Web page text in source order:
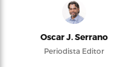
Oscar J. Serrano
Periodista Editor